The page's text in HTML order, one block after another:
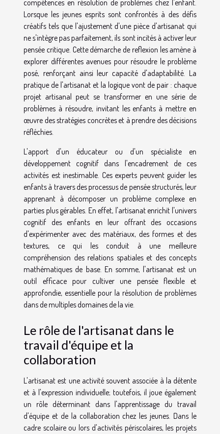
compétences en résolution de problèmes chez l'enfant.
Lorsque les jeunes esprits sont confrontés à des défis
créatifs tels que l'ajustement d'une pièce d'artisanat qui
ne s'intègre pas parfaitement, ils sont incités à activer leur
pensée critique. Cette démarche de reflexion les amène à
explorer différentes avenues pour résoudre le problème
posé, renforçant ainsi leur capacité d'adaptabilité. La
pratique de l'artisanat et la logique vont de pair : chaque
projet artisanal peut se transformer en une série de
problèmes à résoudre, invitant les enfants à mettre en
œuvre des stratégies concrètes et à prendre des décisions
réfléchies.
L'apport d'un éducateur ou d'un spécialiste en
développement cognitif dans l'encadrement de ces
activités est inestimable. Ces experts peuvent guider les
enfants à travers des processus de pensée structurés, leur
apprenant à décomposer un problème complexe en
parties plus gérables. En effet, l'artisanat enrichit l'univers
cognitif des enfants en leur offrant des occasions
d'expérimenter avec des matériaux, des formes et des
textures, ce qui les conduit à une meilleure
compréhension des relations spatiales et des concepts
mathématiques de base. En somme, l'artisanat est un
outil efficace pour cultiver une pensée flexible et
approfondie, essentielle pour la résolution de problèmes
dans de multiples domaines de la vie.
Le rôle de l'artisanat dans le
travail d'équipe et la
collaboration
L'artisanat est une activité souvent associée à la détente
et à l'expression individuelle; toutefois, il joue également
un rôle déterminant dans l'apprentissage du travail
d'équipe et de la collaboration chez les jeunes. Dans le
cadre scolaire ou lors d'activités périscolaires, les projets